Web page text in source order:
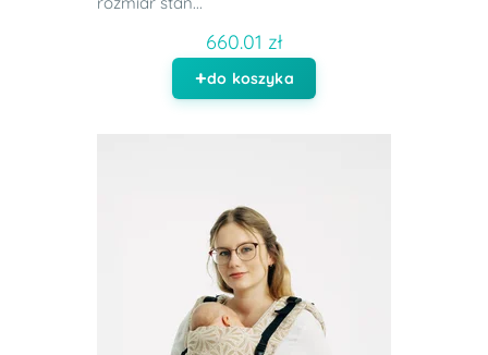
660.01 zł
do koszyka